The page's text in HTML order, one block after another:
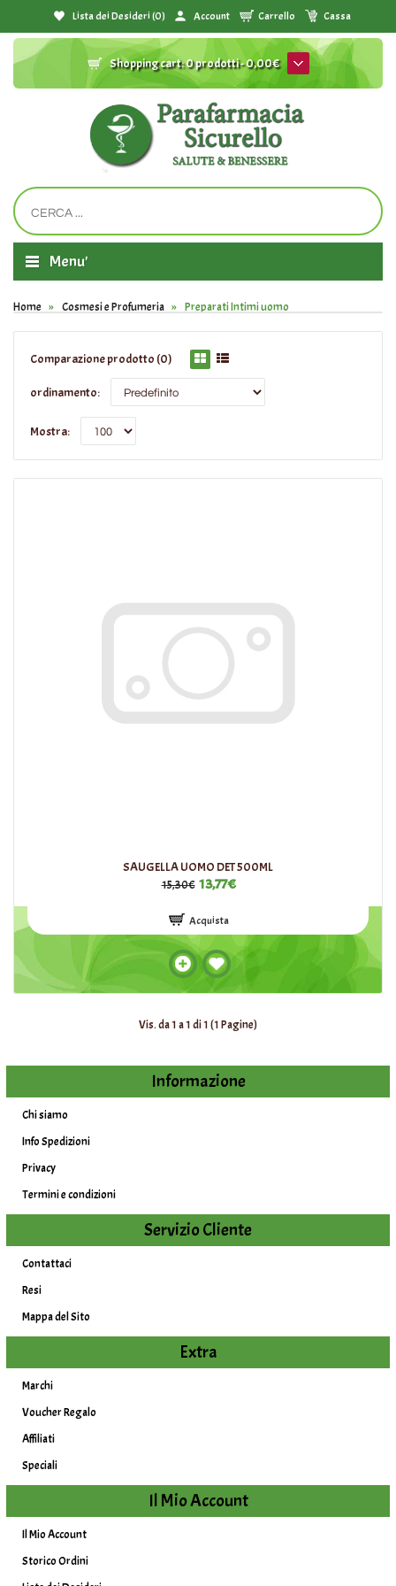
Lista dei Desideri (0) Account Carrello Cassa
Shopping cart:0 prodotti - 0,00€
Menu'
Home Cosmesi e Profumeria Preparati Intimi uomo
Comparazione prodotto (0)
ordinamento:
Mostra:
SAUGELLA UOMO DET 500ML
15,30€ 13,77€
Acquista
Vis. da 1 a 1 di 1 (1 Pagine)
Informazione
Chi siamo
Info Spedizioni
Privacy
Termini e condizioni
Servizio Cliente
Contattaci
Resi
Mappa del Sito
Extra
Marchi
Voucher Regalo
Affiliati
Speciali
Il Mio Account
Il Mio Account
Storico Ordini